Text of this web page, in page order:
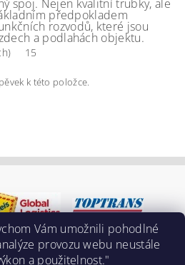
spoj. Nejen kvalitní trubky, ale
předpokladem
rozvodů, které jsou
a podlahách objektu.
15
k této položce.
Vám umožnili pohodlné
provozu webu neustále
a použitelnost."